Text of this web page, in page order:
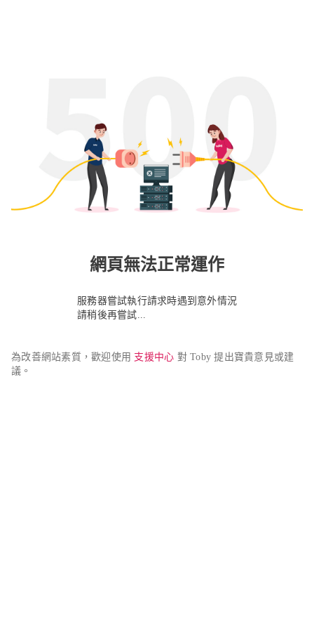
網頁無法正常運作
服務器嘗試執行請求時遇到意外情況
請稍後再嘗試...
為改善網站素質，歡迎使用 支援中心 對 Toby 提出寶貴意見或建
議。